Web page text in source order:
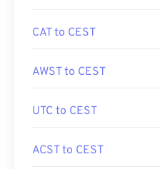
CAT to CEST
AWST to CEST
UTC to CEST
ACST to CEST